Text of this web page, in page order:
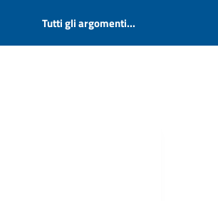
Tutti gli argomenti...